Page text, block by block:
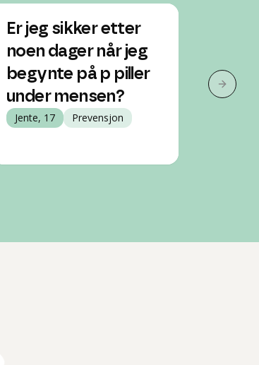
Er jeg sikker etter
noen dager når jeg
begynte på p piller
under mensen?
Jente, 17 Prevensjon
ha
Jente, 15
Neste